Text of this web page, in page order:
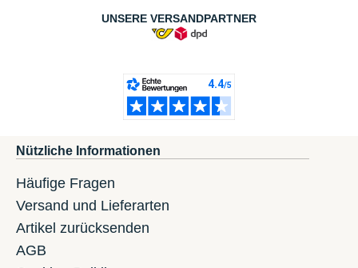
UNSERE VERSANDPARTNER
Nützliche Informationen
Häufige Fragen
Versand und Lieferarten
Artikel zurücksenden
AGB